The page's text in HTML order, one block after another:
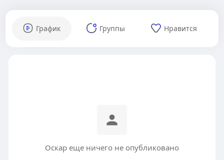
График Группы Нравится
Оскар еще ничего не опубликовано